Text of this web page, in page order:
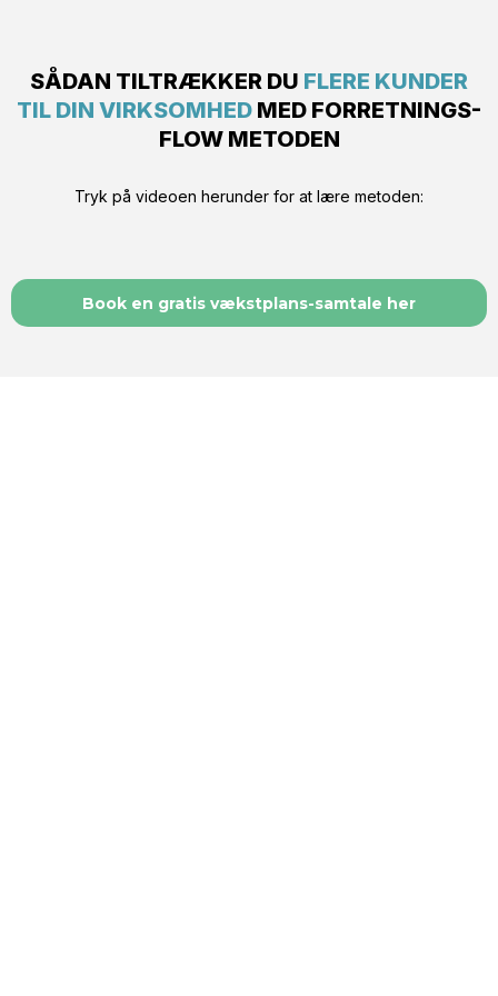
SÅDAN TILTRÆKKER DU FLERE KUNDER
TIL DIN VIRKSOMHED MED FORRETNINGS-
FLOW METODEN
Tryk på videoen herunder for at lære metoden:
Book en gratis vækstplans-samtale her